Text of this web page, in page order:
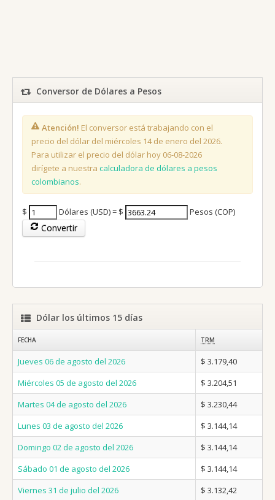
Conversor de Dólares a Pesos
Atención! El conversor está trabajando con el
precio del dólar del miércoles 14 de enero del 2026.
Para utilizar el precio del dólar hoy 06-08-2026
dirígete a nuestra calculadora de dólares a pesos
colombianos.
$ Dólares (USD) = $ Pesos (COP)
Convertir
Dólar los últimos 15 días
FECHA TRM
Jueves 06 de agosto del 2026
$ 3.179,40
Miércoles 05 de agosto del 2026
$ 3.204,51
Martes 04 de agosto del 2026
$ 3.230,44
Lunes 03 de agosto del 2026
$ 3.144,14
Domingo 02 de agosto del 2026
$ 3.144,14
Sábado 01 de agosto del 2026
$ 3.144,14
Viernes 31 de julio del 2026
$ 3.132,42